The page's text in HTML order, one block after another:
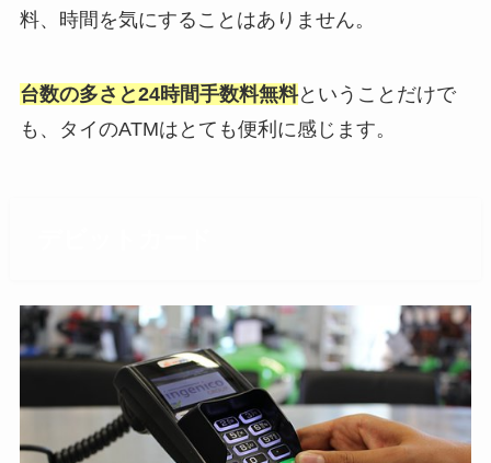
料、時間を気にすることはありません。
台数の多さと24時間手数料無料ということだけで
も、タイのATMはとても便利に感じます。